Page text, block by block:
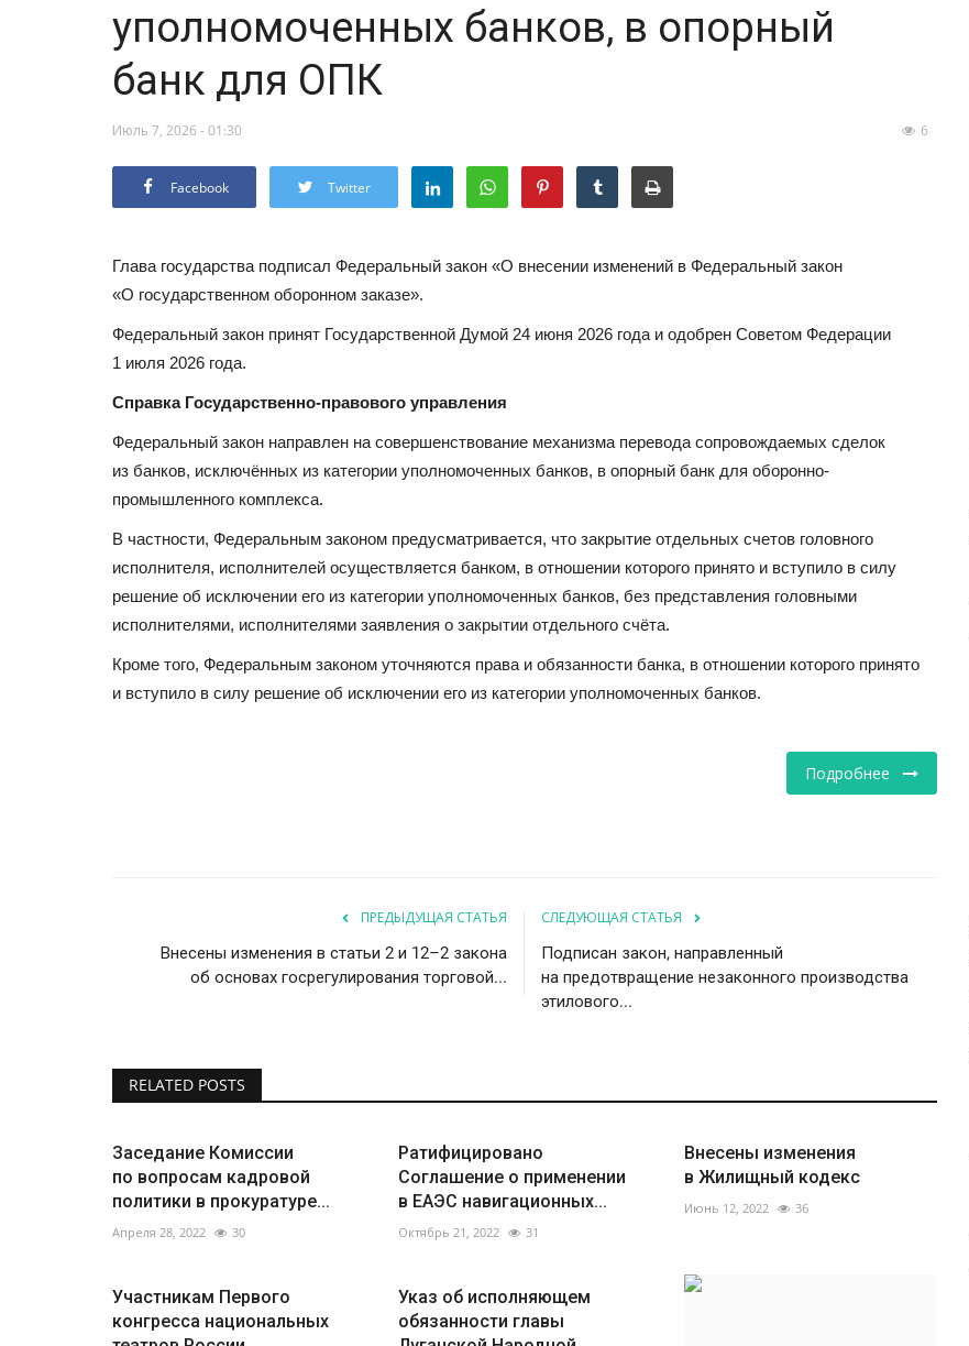
уполномоченных банков, в опорный
банк для ОПК
Июль 7, 2026 - 01:30 6
Facebook Twitter
Глава государства подписал Федеральный закон «О внесении изменений в Федеральный закон
«О государственном оборонном заказе».
Федеральный закон принят Государственной Думой 24 июня 2026 года и одобрен Советом Федерации
1 июля 2026 года.
Справка Государственно-правового управления
Федеральный закон направлен на совершенствование механизма перевода сопровождаемых сделок
из банков, исключённых из категории уполномоченных банков, в опорный банк для оборонно-
промышленного комплекса.
В частности, Федеральным законом предусматривается, что закрытие отдельных счетов головного
исполнителя, исполнителей осуществляется банком, в отношении которого принято и вступило в силу
решение об исключении его из категории уполномоченных банков, без представления головными
исполнителями, исполнителями заявления о закрытии отдельного счёта.
Кроме того, Федеральным законом уточняются права и обязанности банка, в отношении которого принято
и вступило в силу решение об исключении его из категории уполномоченных банков.
Подробнее
ПРЕДЫДУЩАЯ СТАТЬЯ
Внесены изменения в статьи 2 и 12–2 закона
об основах госрегулирования торговой...
СЛЕДУЮЩАЯ СТАТЬЯ
Подписан закон, направленный
на предотвращение незаконного производства
этилового...
RELATED POSTS
Заседание Комиссии
по вопросам кадровой
политики в прокуратуре...
Апреля 28, 2022 30
Ратифицировано
Соглашение о применении
в ЕАЭС навигационных...
Октябрь 21, 2022 31
Внесены изменения
в Жилищный кодекс
Июнь 12, 2022 36
Участникам Первого
конгресса национальных
Указ об исполняющем
обязанности главы